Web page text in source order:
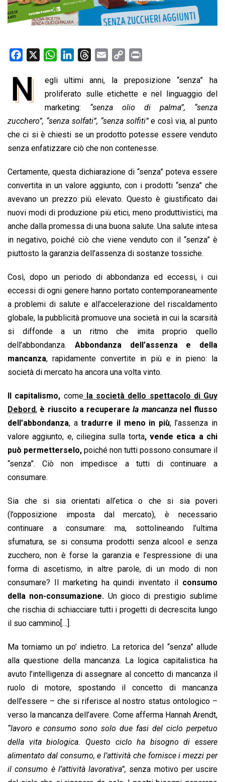
e
o
o
k
W
a
t
s
A
p
p
n
k
e
d
I
n
r
e
a
d
s
i
l
p
y
L
i
n
k
i
n
t
N
egli ultimi anni, la preposizione “senza” ha
proliferato sulle etichette e nel linguaggio del
marketing: “senza olio di palma”,
“senza
zucchero”, “senza solfati”, “senza solfiti”e così via, al punto
che ci si è chiesti se un prodotto potesse essere venduto
senza enfatizzare ciò che non contenesse.
Certamente, questa dichiarazione di “senza” poteva essere
convertita in un valore aggiunto, con i prodotti “senza” che
avevano un prezzo più elevato. Questo è giustificato dai
nuovi modi di produzione più etici, meno produttivistici, ma
anche dalla promessa di una buona salute. Una salute intesa
in negativo, poiché ciò che viene venduto con il “senza” è
piuttosto la garanzia dell’assenza di sostanze tossiche.
Così, dopo un periodo di abbondanza ed eccessi, i cui
eccessi di ogni genere hanno portato contemporaneamente
a problemi di salute e all’accelerazione del riscaldamento
globale, la pubblicità promuove una società in cui la scarsità
si diffonde a un ritmo che imita proprio quello
dell’abbondanza. Abbondanza dell’assenza e della
mancanza, rapidamente convertite in più e in pieno: la
società di mercato ha ancora una volta vinto.
Il capitalismo, comela società dello spettacolo di Guy
Debord, è riuscito a recuperarela mancanzanel flusso
dell’abbondanza, atradurre il meno in più, l’assenza in
valore aggiunto, e, ciliegina sulla torta, vende etica a chi
può permetterselo, poiché non tutti possono consumare il
“senza”. Ciò non impedisce a tutti di continuare a
consumare.
Sia che si sia orientati all’etica o che si sia poveri
(l’opposizione imposta dal mercato), è necessario
continuare a consumare: ma, sottolineando l’ultima
sfumatura, se si consuma prodotti senza alcool e senza
zucchero, non è forse la garanzia e l’espressione di una
forma di ascetismo, in altre parole, di un modo di non
consumare? Il marketing ha quindi inventato il consumo
della non-consumazione. Un gioco di prestigio sublime
che rischia di schiacciare tutti i progetti di decrescita lungo
il suo cammino[…].
Ma torniamo un po’ indietro. La retorica del “senza” allude
alla questione della mancanza. La logica capitalistica ha
avuto l’intelligenza di assegnare al concetto di mancanza il
ruolo di motore, spostando il concetto di mancanza
dell’essere – che si riferisce al nostro status ontologico –
verso la mancanza dell’avere. Come afferma Hannah Arendt,
“lavoro e consumo sono solo due fasi del ciclo perpetuo
della vita biologica. Questo ciclo ha bisogno di essere
alimentato dal consumo, e l’attività che fornisce i mezzi per
il consumo è l’attività lavorativa”, senza motivo per uscire